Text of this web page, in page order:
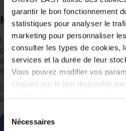
garantir le bon fonctionnement
statistiques pour analyser le
marketing pour personnaliser
consulter les types de cookies,
services et la durée de leur
Vous pouvez modifier vos
cliquant sur le lien disponible
personnelles et vos droits,
Nécessaires
Matériaux de montage
Les mousses expansives, joints et
période froide sont conçus pour
gel. Desmembranes isolantes
et le mur, évitant tout pont thermique.
Grâce à ces produits spécifiques, la
parfaitement étanche, même au cœur